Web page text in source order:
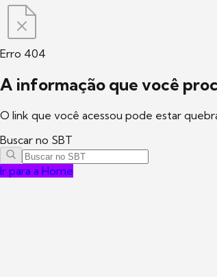
Erro 404
A informação que você
O link que você acessou pode estar
Buscar no SBT
Ir para a Home